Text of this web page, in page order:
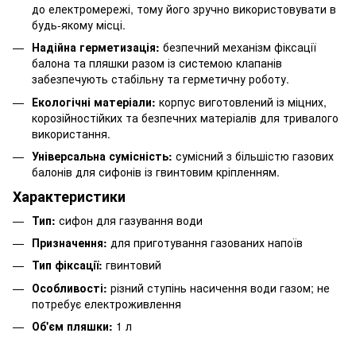
до електромережі, тому його зручно використовувати в
будь-якому місці.
Надійна герметизація: безпечний механізм фіксації
балона та пляшки разом із системою клапанів
забезпечують стабільну та герметичну роботу.
Екологічні матеріали: корпус виготовлений із міцних,
корозійностійких та безпечних матеріалів для тривалого
використання.
Універсальна сумісність: сумісний з більшістю газових
балонів для сифонів із гвинтовим кріпленням.
Характеристики
Тип: сифон для газування води
Призначення: для приготування газованих напоїв
Тип фіксації: гвинтовий
Особливості: різний ступінь насичення води газом; не
потребує електроживлення
Об'єм пляшки: 1 л